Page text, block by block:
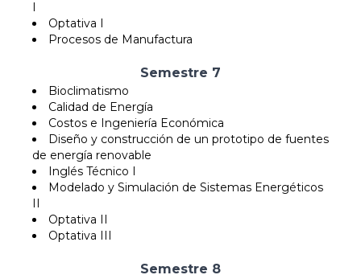
Optativa I
Procesos de Manufactura
Semestre 7
Bioclimatismo
Calidad de Energía
Costos e Ingeniería Económica
Diseño y construcción de un prototipo de fuentes
de energía renovable
Inglés Técnico I
Modelado y Simulación de Sistemas Energéticos
Optativa II
Optativa III
Semestre 8